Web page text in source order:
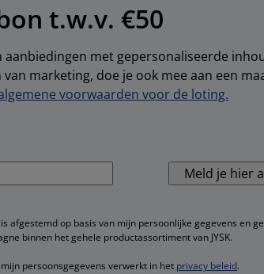
t.w.v. €50
met gepersonaliseerde
marketing, doe je ook mee aan een
voorwaarden voor de loting.
Meld je hier
op basis van mijn persoonlijke gegevens en
binnen het gehele productassortiment van JYSK.
mijn persoonsgegevens verwerkt in het privacy beleid.